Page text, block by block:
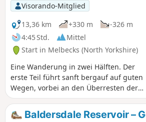
Visorando-Mitglied
13,36 km
+330 m
-326 m
4:45 Std.
Mittel
Start in Melbecks (North Yorkshire)
Eine Wanderung in zwei Hälften. Der
erste Teil führt sanft bergauf auf guten
Wegen, vorbei an den Überresten der
Old Gang Smelting Mill, bevor Sie den
Bach überqueren, Melbecks Moor
durchqueren und an den
Baldersdale Reservoir –